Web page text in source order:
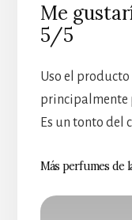
Me
5/5
Uso el
principalmente
Es un tonto del
Más perfumes de